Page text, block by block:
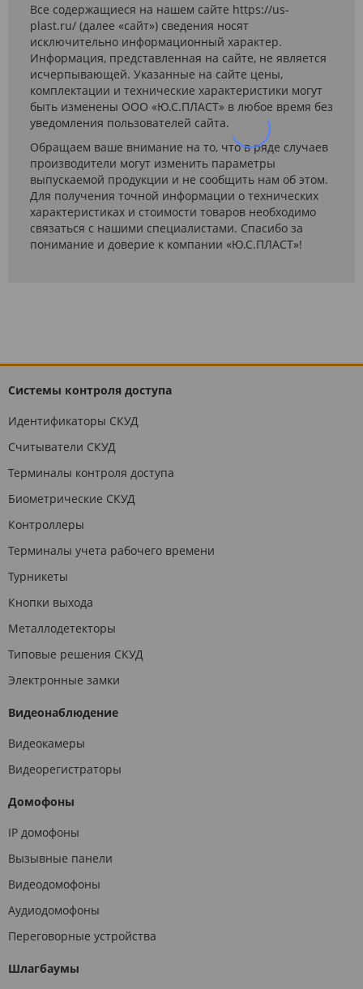
Все содержащиеся на нашем сайте https://us-
plast.ru/ (далее «сайт») сведения носят
исключительно информационный характер.
Информация, представленная на сайте, не является
исчерпывающей. Указанные на сайте цены,
комплектации и технические характеристики могут
быть изменены ООО «Ю.С.ПЛАСТ» в любое время без
уведомления пользователей сайта.
Обращаем ваше внимание на то, что в ряде случаев
производители могут изменить параметры
выпускаемой продукции и не сообщить нам об этом.
Для получения точной информации о технических
характеристиках и стоимости товаров необходимо
связаться с нашими специалистами. Спасибо за
понимание и доверие к компании «Ю.С.ПЛАСТ»!
Системы контроля доступа
Идентификаторы СКУД
Считыватели СКУД
Терминалы контроля доступа
Биометрические СКУД
Контроллеры
Терминалы учета рабочего времени
Турникеты
Кнопки выхода
Металлодетекторы
Типовые решения СКУД
Электронные замки
Видеонаблюдение
Видеокамеры
Видеорегистраторы
Домофоны
IP домофоны
Вызывные панели
Видеодомофоны
Аудиодомофоны
Переговорные устройства
Шлагбаумы